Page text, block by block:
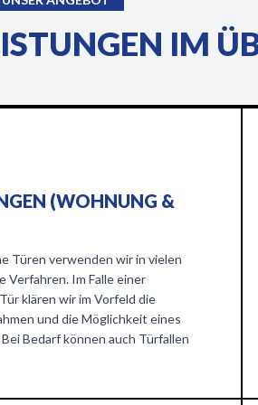
IM
(WOHNUNG &
Türen verwenden wir in vielen
Verfahren. Im Falle einer
klären wir im Vorfeld die
und die Möglichkeit eines
Bedarf können auch Türfallen